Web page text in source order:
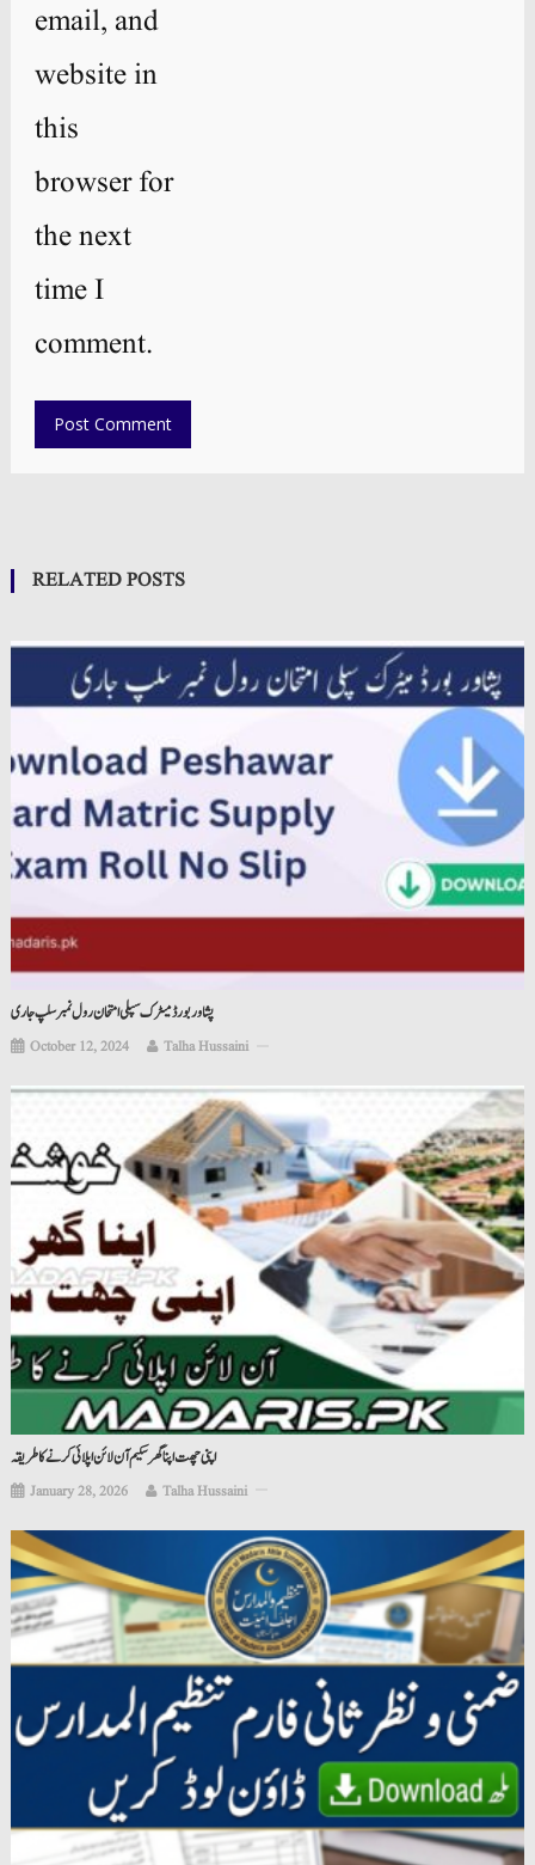
email, and
website in
this
browser for
the next
time I
comment.
RELATED POSTS
پشاور بورڈ میٹرک سپلی امتحان رول نمبر سلپ جاری
October 12, 2024 Talha Hussaini
اپنی چھت اپنا گھر سکیم آن لائن اپلائی کرنے کا طریقہ
January 28, 2026 Talha Hussaini